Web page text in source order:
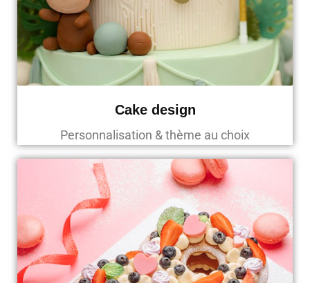
Cake design
Personnalisation & thème au choix